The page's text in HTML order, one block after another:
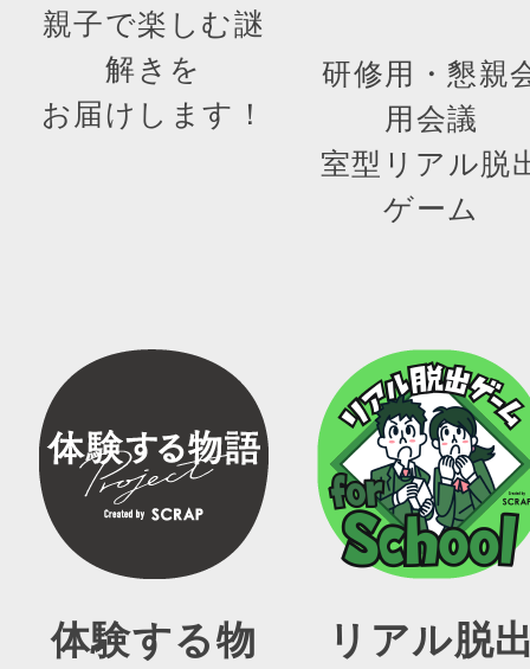
親子で楽しむ謎
解きを
お届けします！
研修用・懇親
用会議
室型リアル脱
ゲーム
体験する物
リアル脱